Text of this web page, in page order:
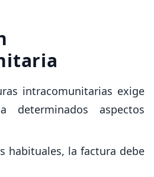
intracomunitarias exige
determinados aspectos
habituales, la factura debe